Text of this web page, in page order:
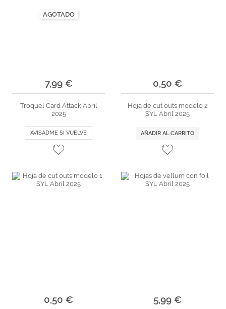
AGOTADO
7,99 €
Troquel Card Attack Abril
2025
AVISADME SI VUELVE
0,50 €
Hoja de cut outs modelo 2
SYL Abril 2025
AÑADIR AL CARRITO
0,50 € 5,99 €